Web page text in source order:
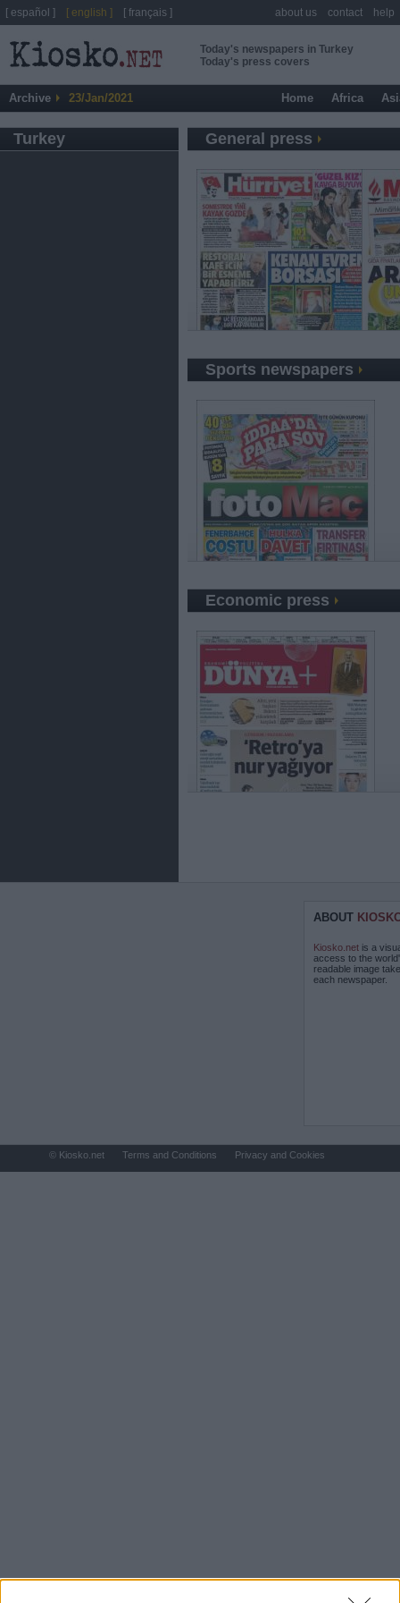
Today's newspapers in Turkey
Today's press covers
Archive 23/Jan/2021 Home Africa
Turkey General press
Sports newspapers
Economic press
ABOUT
Kiosko.net is a
access to the
readable image
each newspaper.
[ español ] [ english ] [ français ] about us contact help
© Kiosko.net Terms and Conditions Privacy and Cookies